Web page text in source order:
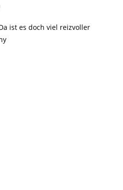
ist es doch viel reizvoller